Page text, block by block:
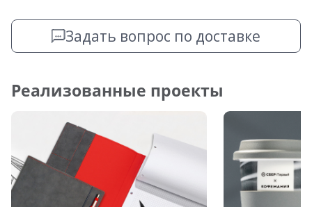
Задать вопрос по доставке
Реализованные проекты